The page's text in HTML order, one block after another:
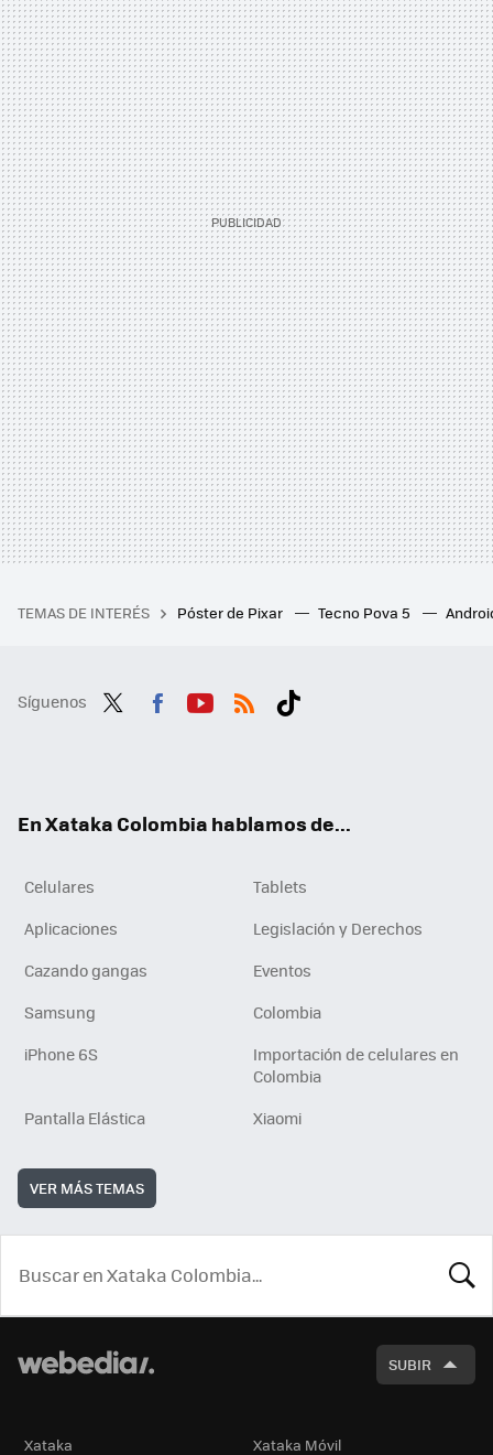
TEMAS DE INTERÉS Póster de Pixar Tecno Pova 5
Síguenos
En Xataka Colombia hablamos de...
Celulares
Tablets
Aplicaciones
Legislación y Derechos
Cazando gangas
Eventos
Samsung
Colombia
iPhone 6S
Importación de celulares en
Colombia
Pantalla Elástica
Xiaomi
VER MÁS TEMAS
SUBIR
Xataka Xataka Móvil